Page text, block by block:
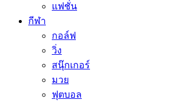
แฟชั่น
กีฬา
กอล์ฟ
วิ่ง
สนุ๊กเกอร์
มวย
ฟุตบอล